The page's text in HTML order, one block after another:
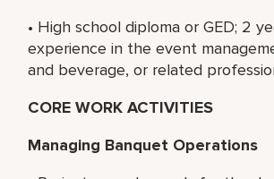
• High school diploma or GED; 2
experience in the event
and beverage, or related
CORE WORK ACTIVITIES
Managing Banquet Operations